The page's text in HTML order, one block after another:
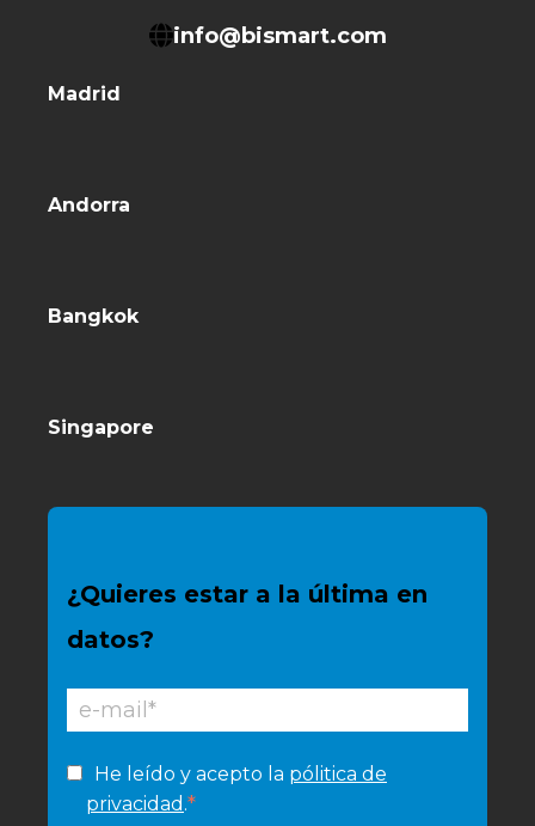
info@bismart.com
Madrid
Andorra
Bangkok
Singapore
¿Quieres estar a la última en
datos?
He leído y acepto la pólitica de
privacidad .*